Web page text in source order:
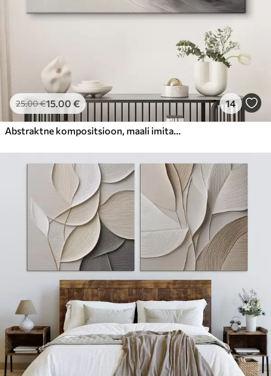
25.00€15.00 € 14
Abstraktne kompositsioon, maali imitatsioon